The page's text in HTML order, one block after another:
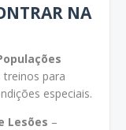
NA
treinos para
especiais.
Lesões –